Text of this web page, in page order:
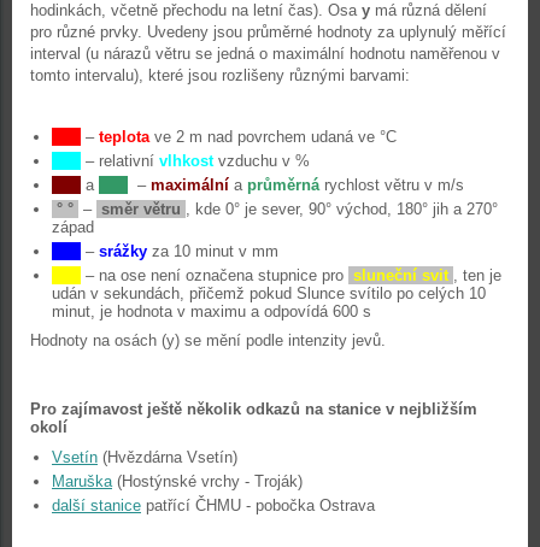
hodinkách, včetně přechodu na letní čas). Osa y má různá dělení
pro různé prvky. Uvedeny jsou průměrné hodnoty za uplynulý měřící
interval (u nárazů větru se jedná o maximální hodnotu naměřenou v
tomto intervalu), které jsou rozlišeny různými barvami:
– teplotave 2 m nad povrchem udaná ve °C
– relativní vlhkostvzduchu v %
a
– maximální a průměrnárychlost větru v m/s
° ° – směr větru , kde 0° je sever, 90° východ, 180° jih a 270°
západ
– srážky za 10 minut v mm
– na ose není označena stupnice pro sluneční svit , ten je
udán v sekundách, přičemž pokud Slunce svítilo po celých 10
minut, je hodnota v maximu a odpovídá 600 s
Hodnoty na osách (y) se mění podle intenzity jevů.
Pro zajímavost ještě několik odkazů na stanice v nejbližším
okolí
Vsetín (Hvězdárna Vsetín)
Maruška(Hostýnské vrchy - Troják)
další stanice patřící ČHMU - pobočka Ostrava